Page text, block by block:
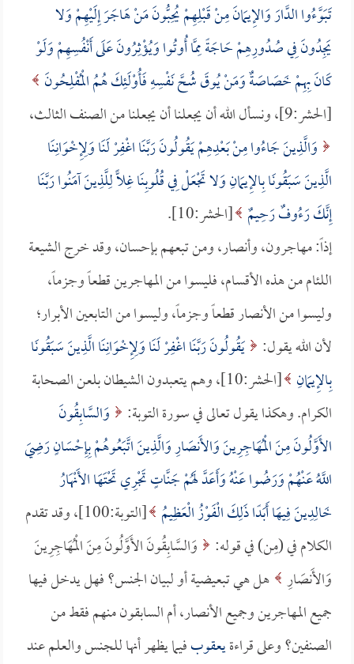
تَبَوَّءُوا الدَّارَ وَالإِيمَانَ مِنْ قَبْلِهِمْ يُحِبُّونَ مَنْ هَاجَرَ إِلَيْهِمْ وَلا
يَجِدُونَ فِي صُدُورِهِمْ حَاجَةً مِمَّا أُوتُوا وَيُؤْثِرُونَ عَلَى أَنْفُسِهِمْ وَلَوْ
كَانَ بِهِمْ خَصَاصَةٌ وَمَنْ يُوقَ شُحَّ نَفْسِهِ فَأُوْلَئِكَ هُمُ الْمُفْلِحُونَ
[الحشر:9]، ونسأل الله أن يجعلنا أن يجعلنا من الصنف الثالث،
وَالَّذِينَ جَاءُوا مِنْ بَعْدِهِمْ يَقُولُونَ رَبَّنَا اغْفِرْ لَنَا وَلِإِخْوَانِنَا
الَّذِينَ سَبَقُونَا بِالإِيمَانِ وَلا تَجْعَلْ فِي قُلُوبِنَا غِلًّا لِلَّذِينَ آمَنُوا رَبَّنَا
إِنَّكَ رَءُوفٌ رَحِيمٌ [الحشر:10].
إذاً: مهاجرون، وأنصار، ومن تبعهم بإحسان، وقد خرج الشيعة
اللئام من هذه الأقسام، فليسوا من المهاجرين قطعاً وجزماً،
وليسوا من الأنصار قطعاً وجزماً، وليسوا من التابعين الأبرار؛
لأن الله يقول: يَقُولُونَ رَبَّنَا اغْفِرْ لَنَا وَلِإِخْوَانِنَا الَّذِينَ سَبَقُونَا
بِالإِيمَانِ
[الحشر:10]، وهم يتعبدون الشيطان بلعن الصحابة
الكرام. وهكذا يقول تعالى في سورة التوبة:
وَالسَّابِقُونَ
الأَوَّلُونَ مِنَ الْمُهَاجِرِينَ وَالأَنصَارِ وَالَّذِينَ اتَّبَعُوهُمْ بِإِحْسَانٍ رَضِيَ
اللَّهُ عَنْهُمْ وَرَضُوا عَنْهُ وَأَعَدَّ لَهُمْ جَنَّاتٍ تَجْرِي تَحْتَهَا الأَنْهَارُ
خَالِدِينَ فِيهَا أَبَدًا ذَلِكَ الْفَوْزُ الْعَظِيمُ
[التوبة:100]، وقد تقدم
الكلام في (مِن) في قوله:
وَالسَّابِقُونَ الأَوَّلُونَ مِنَ الْمُهَاجِرِينَ
وَالأَنصَارِ هل هي تبعيضية أو لبيان الجنس؟ فهل يدخل فيها
جميع المهاجرين وجميع الأنصار، أم السابقون منهم فقط من
الصنفين؟ وعلى قراءةيعقوبفيما يظهر أنها للجنس والعلم عند